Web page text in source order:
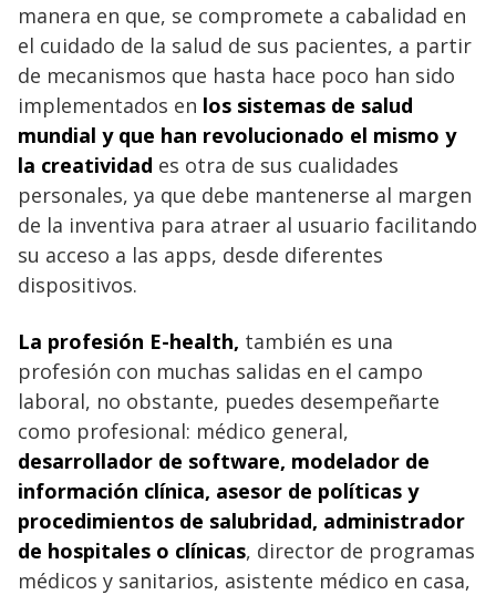
manera en que, se compromete a cabalidad en
el cuidado de la salud de sus pacientes, a partir
de mecanismos que hasta hace poco han sido
implementados en los sistemas de salud
mundial y que han revolucionado el mismo y
la creatividad es otra de sus cualidades
personales, ya que debe mantenerse al margen
de la inventiva para atraer al usuario facilitando
su acceso a las apps, desde diferentes
dispositivos.
La profesión E-health, también es una
profesión con muchas salidas en el campo
laboral, no obstante, puedes desempeñarte
como profesional: médico general,
desarrollador de software, modelador de
información clínica, asesor de políticas y
procedimientos de salubridad, administrador
de hospitales o clínicas, director de programas
médicos y sanitarios, asistente médico en casa,